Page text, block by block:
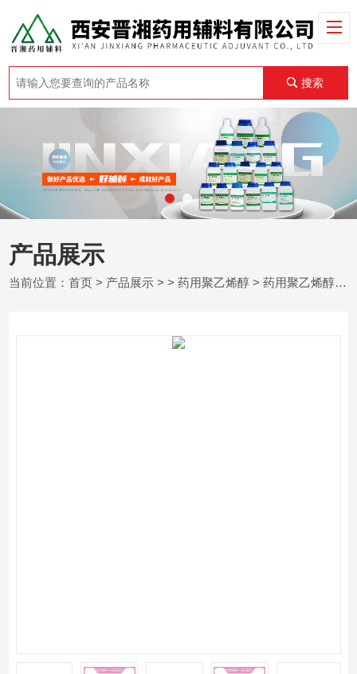
搜索
产品展示
当前位置：首页 > 产品展示 > >药用聚乙烯醇 > 药用聚乙烯醇 苯甲酸 苯甲 酸钠 尿囊素